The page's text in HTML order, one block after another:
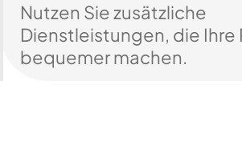
Nutzen Sie zusätzliche
Dienstleistungen, die Ihre
bequemer machen.